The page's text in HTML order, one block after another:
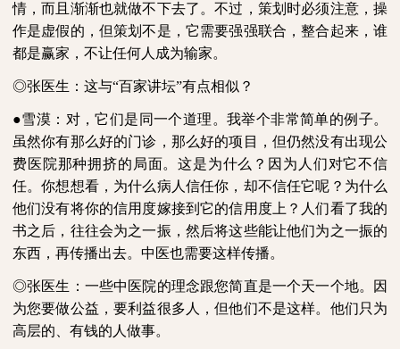
情，而且渐渐也就做不下去了。不过，策划时必须注意，操
作是虚假的，但策划不是，它需要强强联合，整合起来，谁
都是赢家，不让任何人成为输家。
◎张医生：这与“百家讲坛”有点相似？
●雪漠：对，它们是同一个道理。我举个非常简单的例子。
虽然你有那么好的门诊，那么好的项目，但仍然没有出现公
费医院那种拥挤的局面。这是为什么？因为人们对它不信
任。你想想看，为什么病人信任你，却不信任它呢？为什么
他们没有将你的信用度嫁接到它的信用度上？人们看了我的
书之后，往往会为之一振，然后将这些能让他们为之一振的
东西，再传播出去。中医也需要这样传播。
◎张医生：一些中医院的理念跟您简直是一个天一个地。因
为您要做公益，要利益很多人，但他们不是这样。他们只为
高层的、有钱的人做事。